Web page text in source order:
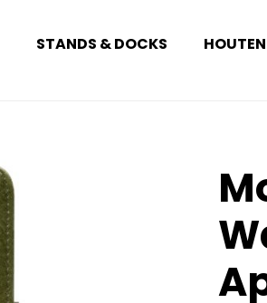
STANDS & DOCKS